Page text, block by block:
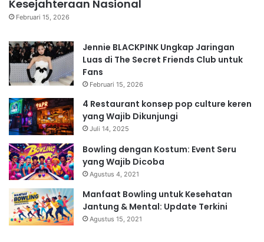
Kesejahteraan Nasional
Februari 15, 2026
Jennie BLACKPINK Ungkap Jaringan
Luas di The Secret Friends Club untuk
Fans
Februari 15, 2026
4 Restaurant konsep pop culture keren
yang Wajib Dikunjungi
Juli 14, 2025
Bowling dengan Kostum: Event Seru
yang Wajib Dicoba
Agustus 4, 2021
Manfaat Bowling untuk Kesehatan
Jantung & Mental: Update Terkini
Agustus 15, 2021